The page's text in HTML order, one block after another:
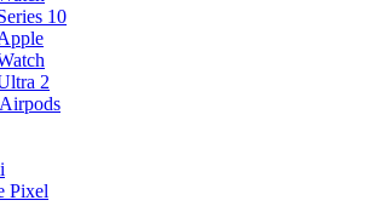
10
2
Pixel